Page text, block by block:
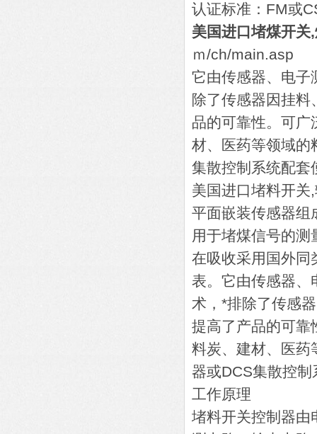
认证标准：FM或
美国进口堵煤开关
ｍ/ch/main.asp
它由传感器、电子
除了传感器因挂
品的可靠性。可广
材、医药等领域的
集散控制系统配套
美国进口堵料开关
平面嵌装传感器组
用于堵煤信号的
在吸收采用国外同
表。它由传感器、
术，*排除了传感
提高了产品的可靠
料炭、建材、医药
器或DCS集散控
工作原理
堵料开关控制器由